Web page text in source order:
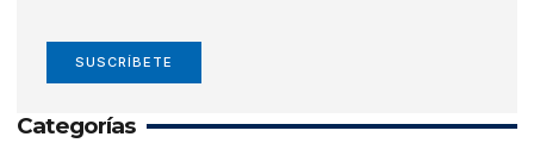
SUSCRÍBETE
Categorías